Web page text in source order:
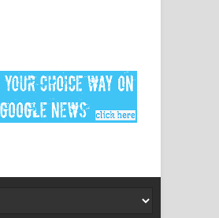
පද පෙළ
KATHA Song Lyrics -
Lyrics - Shakira, Burna Boy |